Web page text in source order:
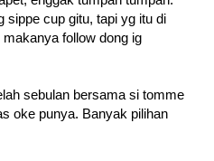
sippe cup gitu, tapi yg itu di
follow dong ig
sebulan bersama si tomme
oke punya. Banyak pilihan